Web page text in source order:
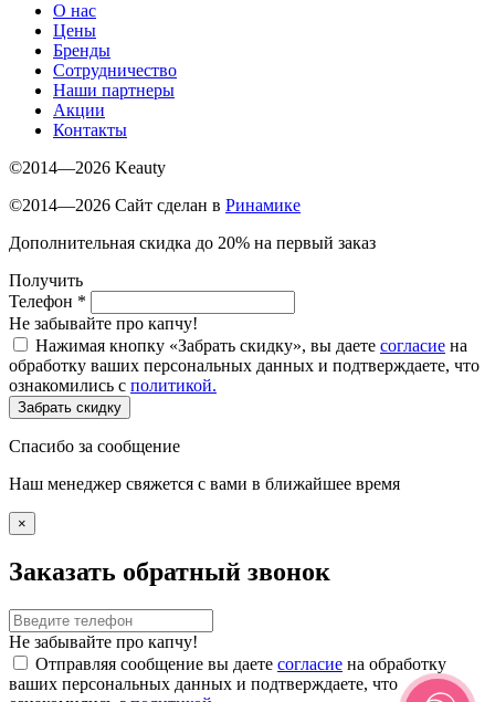
О нас
Цены
Бренды
Сотрудничество
Наши партнеры
Акции
Контакты
©2014—2026 Keauty
©2014—2026 Сайт сделан в Ринамике
Дополнительная скидка до 20% на первый заказ
Получить
Телефон *
Не забывайте про капчу!
Нажимая кнопку «Забрать скидку», вы даете согласие на
обработку ваших персональных данных и подтверждаете, что
ознакомились с политикой.
Забрать скидку
Спасибо за сообщение
Наш менеджер свяжется с вами в ближайшее время
×
Заказать обратный звонок
Не забывайте про капчу!
Отправляя сообщение вы даете согласие на обработку
ваших персональных данных и подтверждаете, что